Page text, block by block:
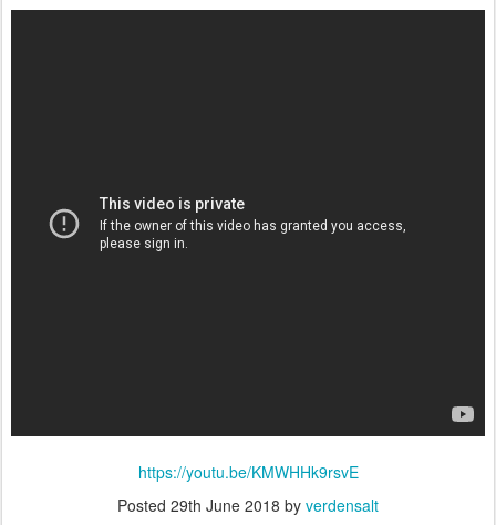
https://youtu.be/KMWHHk9rsvE
Posted 29th June 2018 by verdensalt